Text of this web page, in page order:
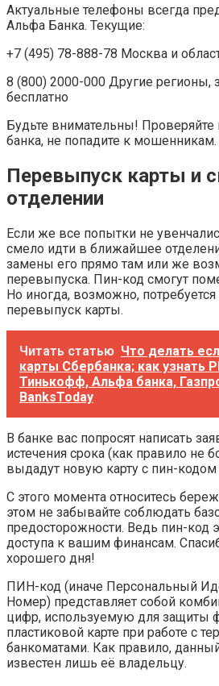
Актуальные телефоны всегда
Альфа Банка. Текущие:
+7 (495) 78-888-78 Москва и
8 (800) 2000-000 Другие регионы,
бесплатно
Будьте внимательны! Проверяйте
банка, не попадите к мошенникам.
Перевыпуск карты и
отделении
Если же все попытки не
смело идти в ближайшее
замены его прямо там или же
перевыпуска. Пин-код смогут
Но иногда, возможно,
перевыпуск карты.
Читать статью Что делать
карты Сбербанка; как узнать
Тинькофф, Альфа банка,
BanksToday
В банке вас попросят написать
истечения срока (как правило не
выдадут новую карту с пин-кодом
С этого момента относитесь
этом не забывайте соблюдать
предосторожности. Ведь пин-код
доступа к вашим финансам.
хорошего дня!
ПИН-код (иначе Персональный
Номер) представляет собой
цифр, используемую для защиты
пластиковой карте при работе с
банкоматами. Как правило,
известен лишь её владельцу.